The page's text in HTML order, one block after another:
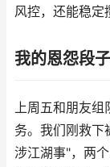
风控，还能稳定
我的恩怨段
上周五和朋友组
务。我们刚救下
涉江湖事"，两